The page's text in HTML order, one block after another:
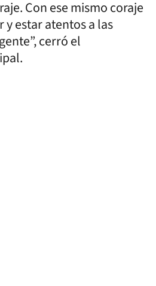
Con ese mismo coraje
estar atentos a las
cerró el